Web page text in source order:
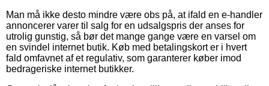
Man må ikke desto mindre være obs på, at ifald en e-handler
annoncerer varer til salg for en udsalgspris der anses for
utrolig gunstig, så bør det mange gange være en varsel om
en svindel internet butik. Køb med betalingskort er i hvert
fald omfavnet af et regulativ, som garanterer køber imod
bedrageriske internet butikker.